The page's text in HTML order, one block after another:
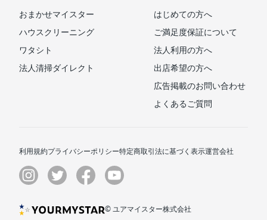
おまかせマイスター
ハウスクリーニング
ワタシト
法人清掃ダイレクト
はじめての方へ
ご満足度保証について
法人利用の方へ
出店希望の方へ
広告掲載のお問い合わせ
よくあるご質問
利用規約プライバシーポリシー特定商取引法に基づく表示運営会社
© ユアマイスター株式会社